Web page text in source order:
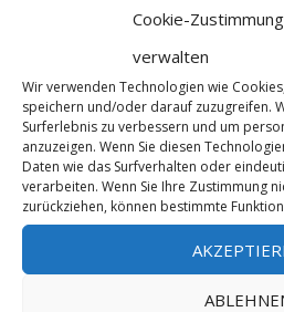
Cookie-Zustimmung
verwalten
Wir verwenden Technologien wie
speichern und/oder darauf zuzugreifen.
Surferlebnis zu verbessern und um
anzuzeigen. Wenn Sie diesen
Daten wie das Surfverhalten oder
verarbeiten. Wenn Sie Ihre Zustimmung
zurückziehen, können bestimmte
Island" 8C - Der
Big Island“ einer
viel probierten 9A
er auch schon in
8C+ gesichtet.…
Video: Charles
Only" (9A) - Der
dem Youtube